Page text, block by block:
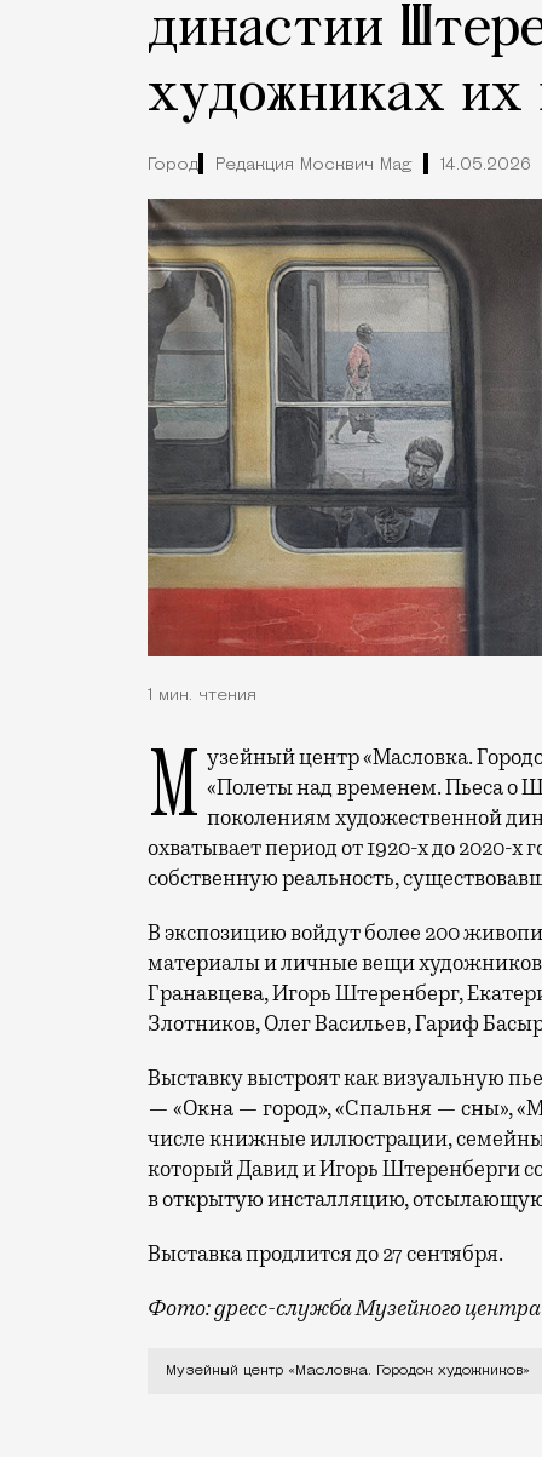
династии
художниках их
Город Редакция Москвич Mag 14.05.2026
1 мин. чтения
Музейный центр «Масловка. Городок художников» 5 июня откроет выставку «Полеты над временем. Пьеса о
поколениям художественной
охватывает период от 1920-х до 2020-
собственную реальность,
В экспозицию войдут более 200
материалы и личные вещи
Гранавцева, Игорь Штеренберг,
Злотников, Олег Васильев, Гариф
Выставку выстроят как визуальную
— «Окна — город», «Спальня — сны»,
числе книжные иллюстрации,
который Давид и Игорь Штеренберги
в открытую инсталляцию,
Выставка продлится до 27 сентября.
Фото: gресс-служба Музейного
Музейный центр «Масловка. Городок
Музейный центр «Масловка. Городок художников»